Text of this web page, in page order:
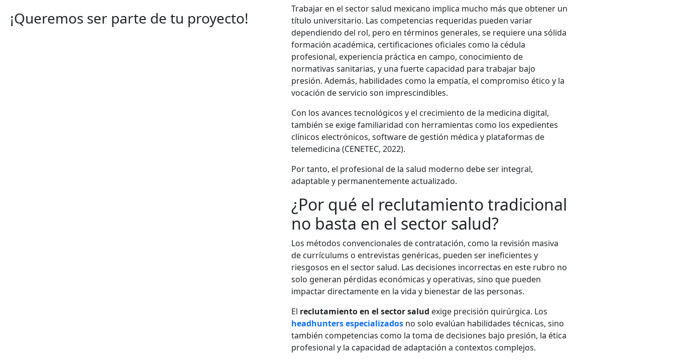
¡Queremos ser parte de tu proyecto!
Trabajar en el sector salud mexicano implica mucho más que obtener un
título universitario. Las competencias requeridas pueden variar
dependiendo del rol, pero en términos generales, se requiere una sólida
formación académica, certificaciones oficiales como la cédula
profesional, experiencia práctica en campo, conocimiento de
normativas sanitarias, y una fuerte capacidad para trabajar bajo
presión. Además, habilidades como la empatía, el compromiso ético y la
vocación de servicio son imprescindibles.
Con los avances tecnológicos y el crecimiento de la medicina digital,
también se exige familiaridad con herramientas como los expedientes
clínicos electrónicos, software de gestión médica y plataformas de
telemedicina (CENETEC, 2022).
Por tanto, el profesional de la salud moderno debe ser integral,
adaptable y permanentemente actualizado.
¿Por qué el reclutamiento tradicional
no basta en el sector salud?
Los métodos convencionales de contratación, como la revisión masiva
de currículums o entrevistas genéricas, pueden ser ineficientes y
riesgosos en el sector salud. Las decisiones incorrectas en este rubro no
solo generan pérdidas económicas y operativas, sino que pueden
impactar directamente en la vida y bienestar de las personas.
El reclutamiento en el sector salud exige precisión quirúrgica. Los
headhunters especializados no solo evalúan habilidades técnicas, sino
también competencias como la toma de decisiones bajo presión, la ética
profesional y la capacidad de adaptación a contextos complejos.